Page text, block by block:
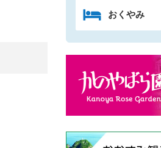
おくやみ